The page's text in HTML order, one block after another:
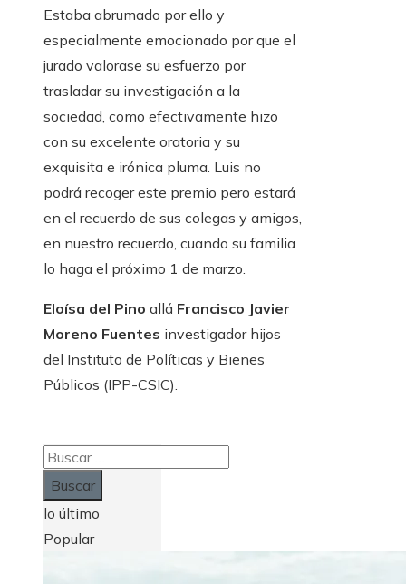
Estaba abrumado por ello y
especialmente emocionado por que el
jurado valorase su esfuerzo por
trasladar su investigación a la
sociedad, como efectivamente hizo
con su excelente oratoria y su
exquisita e irónica pluma. Luis no
podrá recoger este premio pero estará
en el recuerdo de sus colegas y amigos,
en nuestro recuerdo, cuando su familia
lo haga el próximo 1 de marzo.
Eloísa del Pino allá Francisco Javier
Moreno Fuentes investigador hijos
del Instituto de Políticas y Bienes
Públicos (IPP-CSIC).
Buscar:
lo último
Popular